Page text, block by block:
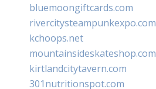
bluemoongiftcards.com
rivercitysteampunkexpo.com
kchoops.net
mountainsideskateshop.com
kirtlandcitytavern.com
301nutritionspot.com